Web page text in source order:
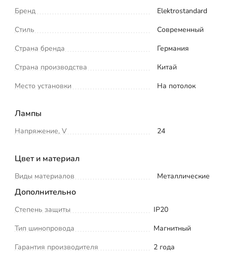
Бренд
Elektrostandard
Стиль
Современный
Страна бренда
Германия
Страна производства
Китай
Место установки
На потолок
Лампы
Напряжение, V 24
Цвет и материал
Виды материалов Металлические
Дополнительно
Степень защиты
IP20
Тип шинопровода
Магнитный
Гарантия производителя
2 года